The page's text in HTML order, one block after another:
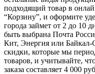
подходящий товар в
“Корзину”, и оформите
города займет от 2 до 10
быть выбрана Почта
Кит, Энергия или
скидки, которые мы
товаров, и учитывайте,
заказа составляет 4 000